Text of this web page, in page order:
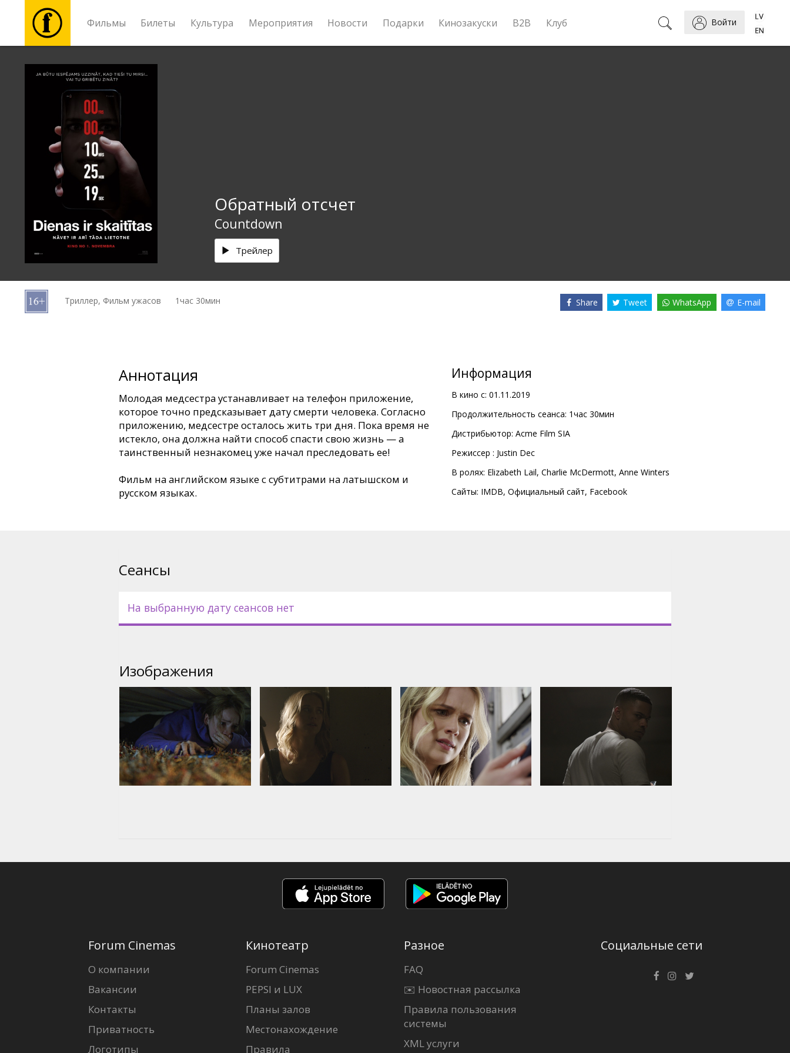
Фильмы Билеты Культура Мероприятия Новости Подарки Кинозакуски B2B Клуб Войти
Фильмы
Билеты
Культура
Мероприятия
Новости
Подарки
B2B
Обратный отсчет
Countdown
Трейлер
Триллер, Фильм ужасов 1час 30мин Share Tweet WhatsApp E-mail
Аннотация
Молодая медсестра устанавливает на телефон приложение,
которое точно предсказывает дату смерти человека. Согласно
приложению, медсестре осталось жить три дня. Пока время не
истекло, она должна найти способ спасти свою жизнь — а
таинственный незнакомец уже начал преследовать ее!
Фильм на английском языке с субтитрами на латышском и
русском языках.
Информация
В кино с: 01.11.2019
Продолжительность сеанса: 1час 30мин
Дистрибьютор: Acme Film SIA
Pежиссер : Justin Dec
В ролях: Elizabeth Lail, Charlie McDermott, Anne Winters
Сайты: IMDB, Официальный сайт, Facebook
Сеансы
На выбранную дату сеансов нет
Изображения
Forum Cinemas
О компании
Вакансии
Контакты
Приватность
Логотипы
Кинотеатр
Forum Cinemas
PEPSI и LUX
Планы залов
Местонахождение
Правила
Разное
FAQ
✉️ Новостная рассылка
Правила пользования
системы
XML услуги
Социальные сети